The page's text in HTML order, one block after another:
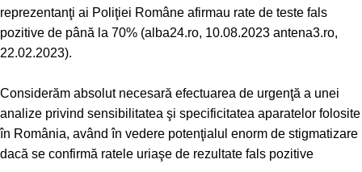
reprezentanţi ai Poliţiei Române afirmau rate de teste fals
pozitive de până la 70% (alba24.ro, 10.08.2023 antena3.ro,
22.02.2023).
Considerăm absolut necesară efectuarea de urgenţă a unei
analize privind sensibilitatea şi specificitatea aparatelor folosite
în România, având în vedere potenţialul enorm de stigmatizare
dacă se confirmă ratele uriaşe de rezultate fals pozitive